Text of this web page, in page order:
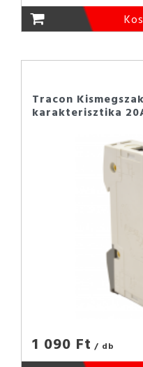
Tracon
karakterisztika
1 090 Ft / db